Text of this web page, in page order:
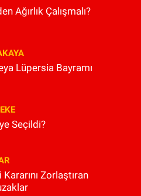
Ağırlık Çalışmalı?
Lüpersia Bayramı
Seçildi?
Zorlaştıran